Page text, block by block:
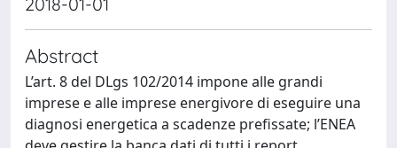
Abstract
L’art. 8 del DLgs 102/2014 impone alle grandi
imprese e alle imprese energivore di eseguire una
diagnosi energetica a scadenze prefissate; l’ENEA